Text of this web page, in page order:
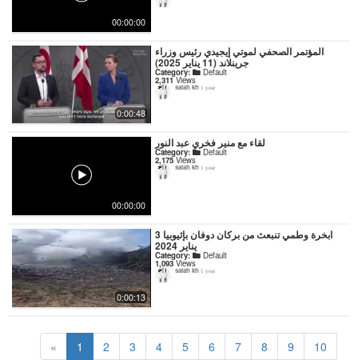
00:00:00
0:00:48
المؤتمر الصحفي لموتي إيجيدي رئيس وزراء
جرينلاند (11 يناير 2025)
Category: Default
2,311Views
salah kh 1 year
00:00:00
لقاء مع منير فخري عبد النور
Category: Default
2,175Views
salah kh 1 year
0:00:13
ابخرة وطمي تنبعث من بركان دوفان بإثيوبيا 3
يناير 2024
Category: Default
1,093Views
salah kh 1 year
« 1 2 3 4 5 6 7 8 9 10